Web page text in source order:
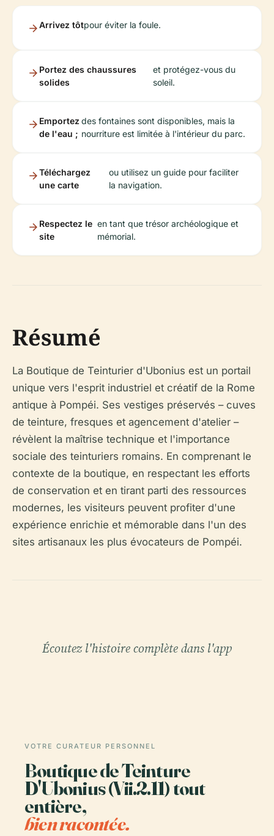
Arrivez tôtpour éviter la foule.
Portez des chaussures
solides
et protégez-vous du
soleil.
Emportez
de l'eau ;
des fontaines sont disponibles, mais la
nourriture est limitée à l'intérieur du parc.
Téléchargez
une carte
ou utilisez un guide pour faciliter
la navigation.
Respectez le
site
en tant que trésor archéologique et
mémorial.
Résumé
La Boutique de Teinturier d'Ubonius est un portail
unique vers l'esprit industriel et créatif de la Rome
antique à Pompéi. Ses vestiges préservés – cuves
de teinture, fresques et agencement d'atelier –
révèlent la maîtrise technique et l'importance
sociale des teinturiers romains. En comprenant le
contexte de la boutique, en respectant les efforts
de conservation et en tirant parti des ressources
modernes, les visiteurs peuvent profiter d'une
expérience enrichie et mémorable dans l'un des
sites artisanaux les plus évocateurs de Pompéi.
Écoutez l'histoire complète dans l'app
VOTRE CURATEUR PERSONNEL
Boutique de Teinture
D'Ubonius (Vii.2.11) tout
entière,
bien racontée.